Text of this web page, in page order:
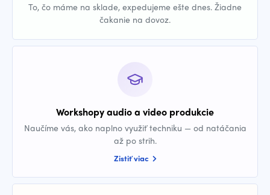
To, čo máme na sklade, expedujeme ešte dnes. Žiadne
čakanie na dovoz.
Workshopy audio a video produkcie
Naučíme vás, ako naplno využiť techniku — od natáčania
až po strih.
Zistiť viac